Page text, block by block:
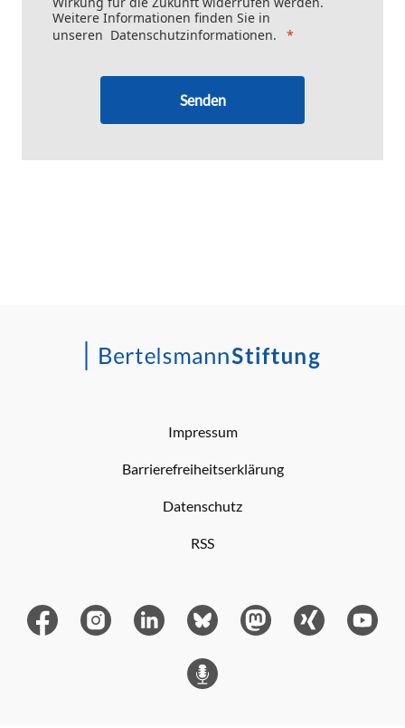
Weitere Informationen finden Sie in
unseren Datenschutzinformationen.
Senden
Impressum
Barrierefreiheitserklärung
Datenschutz
RSS